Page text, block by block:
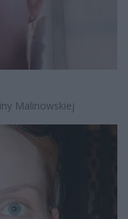
Malinowskiej